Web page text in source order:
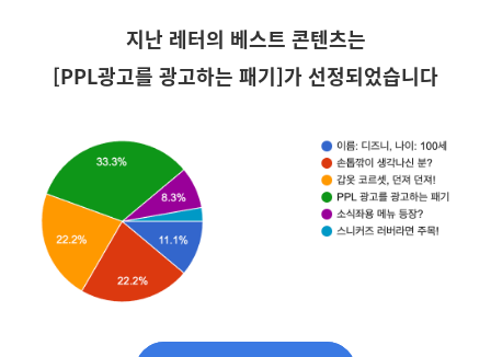
지난 레터의 베스트 콘텐츠는
[PPL광고를 광고하는 패기]가 선정되었습니다